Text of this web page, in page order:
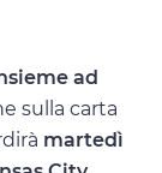
ad
sulla carta
martedì